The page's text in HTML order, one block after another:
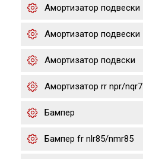
Амортизатор подвески
Амортизатор подвески
Амортизатор подвски
Амортизатор rr npr/
Бампер
Бампер fr nlr85/nmr85